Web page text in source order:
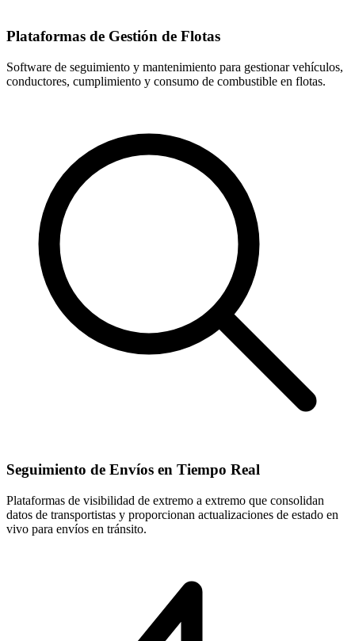
Plataformas de Gestión de Flotas
Software de seguimiento y mantenimiento para gestionar vehículos,
conductores, cumplimiento y consumo de combustible en flotas.
Seguimiento de Envíos en Tiempo Real
Plataformas de visibilidad de extremo a extremo que consolidan
datos de transportistas y proporcionan actualizaciones de estado en
vivo para envíos en tránsito.